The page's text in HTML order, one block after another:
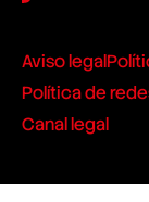
Aviso legal
Política de
Canal legal